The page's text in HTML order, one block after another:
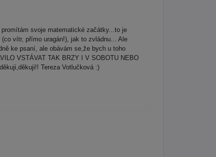
svoje matematické začátky...to je
vítr, přímo uragán!), jak to zvládnu... Ale
ke psaní, ale obávám se,že bych u toho
VSTÁVAT TAK BRZY I V SOBOTU NEBO
Tereza Votlučková :)